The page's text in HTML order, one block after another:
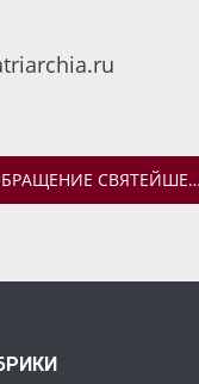
ОБРАЩЕНИЕ СВЯТЕЙШЕГО ПАТРИАРХА